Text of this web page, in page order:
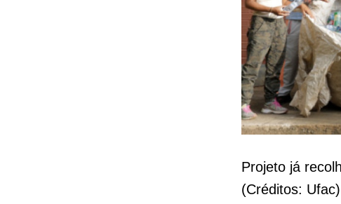
Projeto já
(Créditos: Ufac)